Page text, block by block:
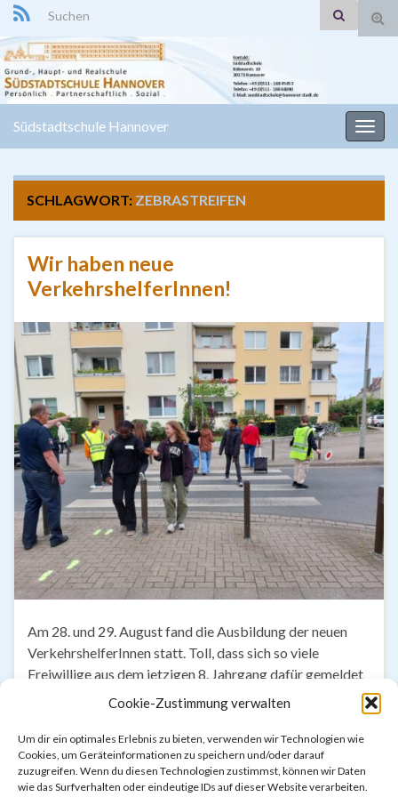
Cookie-Zustimmung verwalten
Um dir ein optimales Erlebnis zu bieten, verwenden wir Technologien wie
Cookies, um Geräteinformationen zu speichern und/oder darauf
zuzugreifen. Wenn du diesen Technologien zustimmst, können wir Daten
wie das Surfverhalten oder eindeutige IDs auf dieser Website verarbeiten.
Search for:
Südstadtschule Hannover
SCHLAGWORT: ZEBRASTREIFEN
Wir haben neue
VerkehrshelferInnen!
Am 28. und 29. August fand die Ausbildung der neuen
VerkehrshelferInnen statt. Toll, dass sich so viele
Freiwillige aus dem jetzigen 8. Jahrgang dafür gemeldet
haben! Es war nicht einfach – man musste ziemlich viel
praktische Prüfung absolvieren.Wir gratulieren unseren
16 neuen VerkehrshelferInnen, die beides geschafft
haben! …